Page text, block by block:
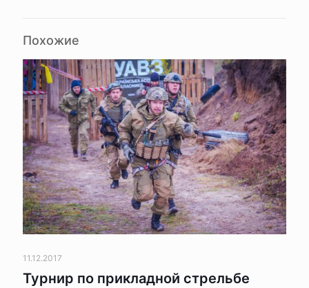
Похожие
11.12.2017
Турнир по прикладной стрельбе